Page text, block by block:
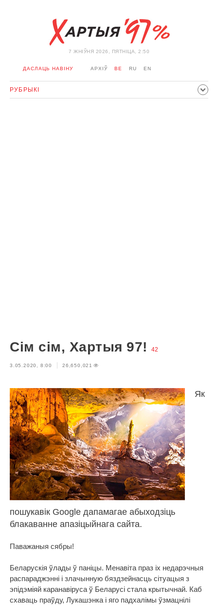
7 ЖНIЎНЯ 2026, ПЯТНІЦА, 2:50
ДАСЛАЦЬ НАВІНУ АРХІЎ BE RU EN
РУБРЫКІ
Сім сім, Хартыя 97! 42
3.05.2020, 8:00 26,650,021
Як
пошукавік Google дапамагае абыходзіць
блакаванне апазіцыйнага сайта.
Паважаныя сябры!
Беларускія ўлады ў паніцы. Менавіта праз іх недарэчныя
распараджэнні і злачынную бяздзейнасць сітуацыя з
эпідэміяй каранавіруса ў Беларусі стала крытычнай. Каб
схаваць праўду, Лукашэнка і яго падхалімы ўзмацнілі